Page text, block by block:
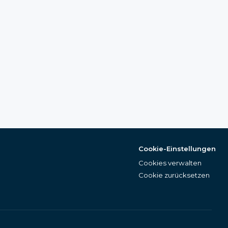
Cookie-Einstellungen
Cookies verwalten
Cookie zurücksetzen